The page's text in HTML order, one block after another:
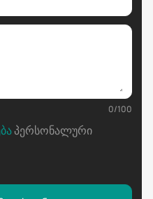
0/100
პერსონალური